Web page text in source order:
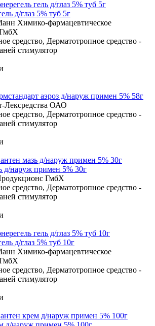
д/глаз 5% туб 5г
Химико-фармацевтическое
средство, Дерматотропное средство -
стимулятор
аэроз д/наруж примен 5% 58г
Лексредства ОАО
средство, Дерматотропное средство -
стимулятор
д/наруж примен 5% 30г
ГмбХ
средство, Дерматотропное средство -
стимулятор
д/глаз 5% туб 10г
Химико-фармацевтическое
средство, Дерматотропное средство -
стимулятор